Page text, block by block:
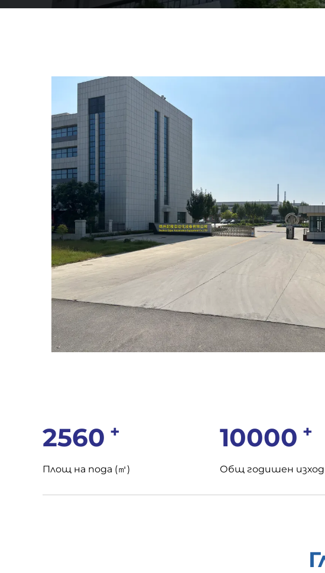
2560 +
Площ на пода (㎡)
10000 +
Общ годишен изход